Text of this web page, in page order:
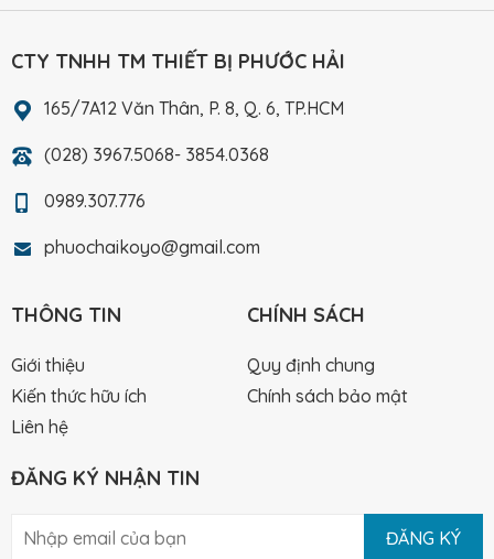
CTY TNHH TM THIẾT BỊ PHƯỚC HẢI
165/7A12 Văn Thân, P. 8, Q. 6, TP.HCM
(028) 3967.5068- 3854.0368
0989.307.776
phuochaikoyo@gmail.com
THÔNG TIN
Giới thiệu
Kiến thức hữu ích
Liên hệ
CHÍNH SÁCH
Quy định chung
Chính sách bảo mật
ĐĂNG KÝ NHẬN TIN
ĐĂNG KÝ